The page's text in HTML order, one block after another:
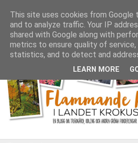
This site uses cookies from Google
and to analyze traffic. Your IP
shared with Google along with
metrics to ensure quality of service,
statistics, and to detect and
LEARN MORE